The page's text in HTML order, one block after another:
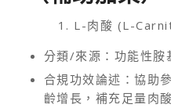
1. L-肉酸 (L-
分類/來源：功能性胺
合規功效論述：協助
齡增長，補充足量肉